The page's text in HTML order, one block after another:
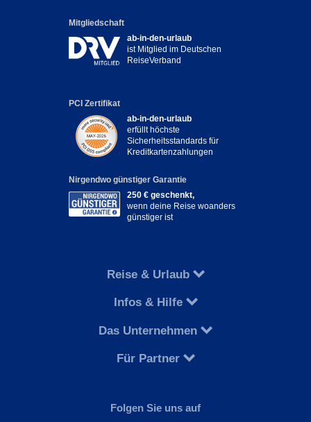
Mitgliedschaft
ab-in-den-urlaub
ist Mitglied im Deutschen
ReiseVerband
PCI Zertifikat
ab-in-den-urlaub
erfüllt höchste
Sicherheitsstandards für
Kreditkartenzahlungen
Nirgendwo günstiger Garantie
250 € geschenkt,
wenn deine Reise woanders
günstiger ist
Reise & Urlaub
Infos & Hilfe
Das Unternehmen
Für Partner
Folgen Sie uns auf